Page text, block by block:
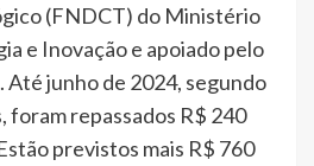
(FNDCT) do Ministério
e Inovação e apoiado pelo
Até junho de 2024, segundo
foram repassados R$ 240
previstos mais R$ 760